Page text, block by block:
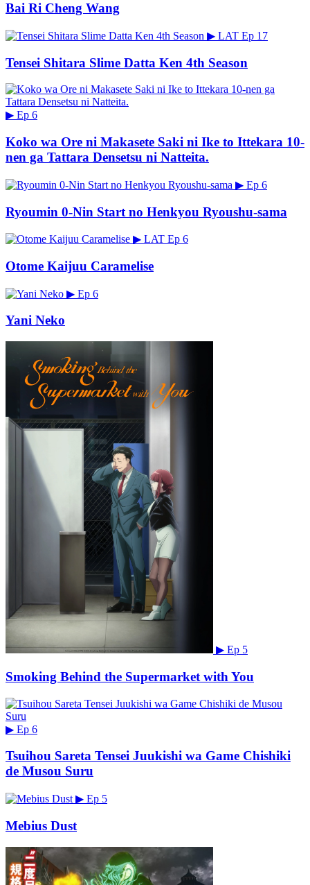
Bai Ri Cheng Wang
▶ LAT Ep 17
Tensei Shitara Slime Datta Ken 4th Season
▶ Ep 6
Koko wa Ore ni Makasete Saki ni Ike to Ittekara 10-
nen ga Tattara Densetsu ni Natteita.
▶ Ep 6
Ryoumin 0-Nin Start no Henkyou Ryoushu-sama
▶ LAT Ep 6
Otome Kaijuu Caramelise
▶ Ep 6
Yani Neko
▶ Ep 5
Smoking Behind the Supermarket with You
▶ Ep 6
Tsuihou Sareta Tensei Juukishi wa Game Chishiki
de Musou Suru
▶ Ep 5
Mebius Dust